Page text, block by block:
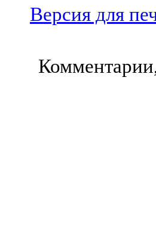
Версия для